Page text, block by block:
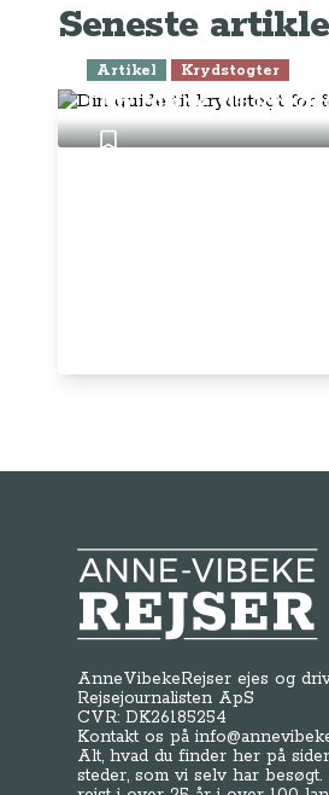
Seneste
Artikel Krydstogter
Din guide til
Anne-Vibeke Rejser
AnneVibekeRejser ejes og
Rejsejournalisten ApS
CVR: DK26185254
Kontakt os på
Alt, hvad du finder her på
steder, som vi selv har